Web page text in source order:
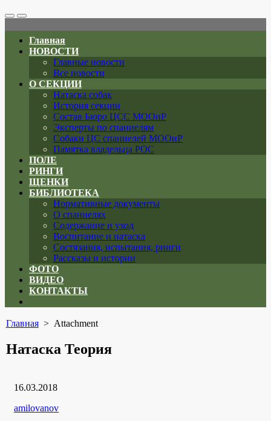
Search
Toggle
Меню
Главная
НОВОСТИ
Главные новости
Все новости
О СЕКЦИИ
Натаска собак
История секции
Состав Бюро ЦСС МООиР
Эксперты по спаниелям
Собаки ЦС спаниелей МООиР
Памятка владельца РОС
ПОЛЕ
РИНГИ
ЩЕНКИ
БИБЛИОТЕКА
Нормативные документы
О спаниелях
Содержание и уход
Воспитание и натаска
Состязания, испытания, ринги
Рассказы и истории
ФОТО
ВИДЕО
КОНТАКТЫ
menu
Главная> Attachment
Натаска Теория
Дата
16.03.2018
Рубрики
Автор
amilovanov